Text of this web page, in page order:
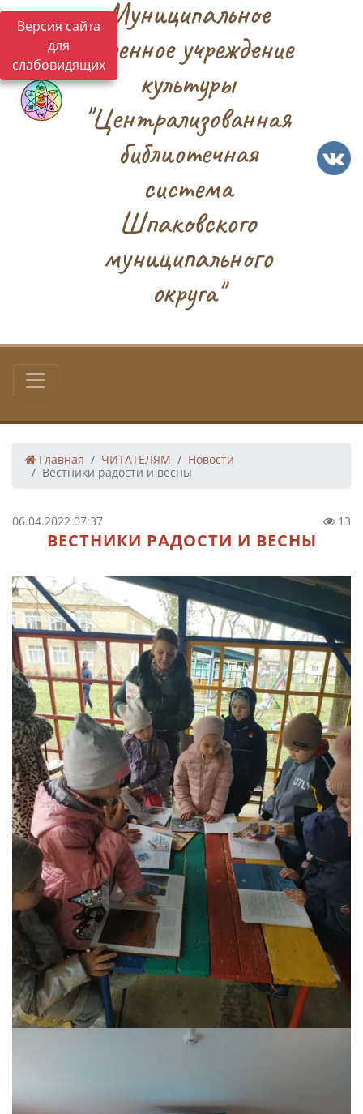
Версия сайта
для
слабовидящих
Муниципальное
казенное учреждение
культуры
"Централизованная
библиотечная
система
Шпаковского
муниципального
округа"
Главная ЧИТАТЕЛЯМ
Новости
Вестники радости и весны
06.04.2022 07:37 13
ВЕСТНИКИ РАДОСТИ И ВЕСНЫ